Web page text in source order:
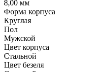
8,00 мм
Форма корпуса
Круглая
Пол
Мужской
Цвет корпуса
Стальной
Цвет безеля